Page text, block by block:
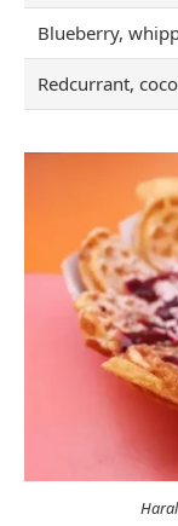
Blueberry,
Redcurrant,